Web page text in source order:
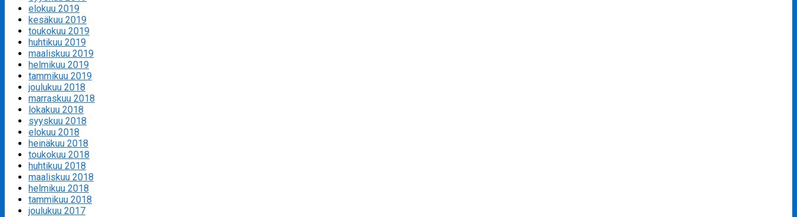
elokuu 2019
kesäkuu 2019
toukokuu 2019
huhtikuu 2019
maaliskuu 2019
helmikuu 2019
tammikuu 2019
joulukuu 2018
marraskuu 2018
lokakuu 2018
syyskuu 2018
elokuu 2018
heinäkuu 2018
toukokuu 2018
huhtikuu 2018
maaliskuu 2018
helmikuu 2018
tammikuu 2018
joulukuu 2017